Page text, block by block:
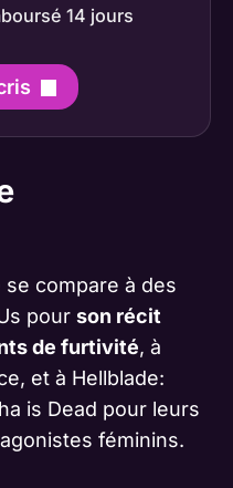
14 jours
se compare à des
pour son récit
de furtivité, à
et à Hellblade:
is Dead pour leurs
féminins.